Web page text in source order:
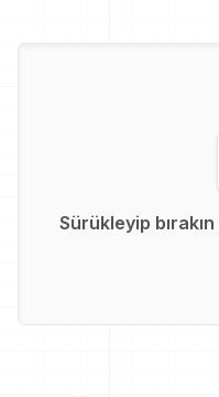
Sürükleyip bırakın